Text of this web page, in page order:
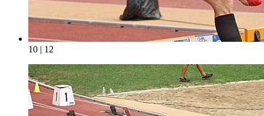
10 | 12